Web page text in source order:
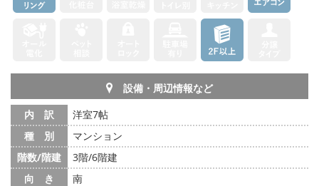
設備・周辺情報など
内 訳
洋室7帖
種 別
マンション
階数/階建
3階/6階建
向 き
南